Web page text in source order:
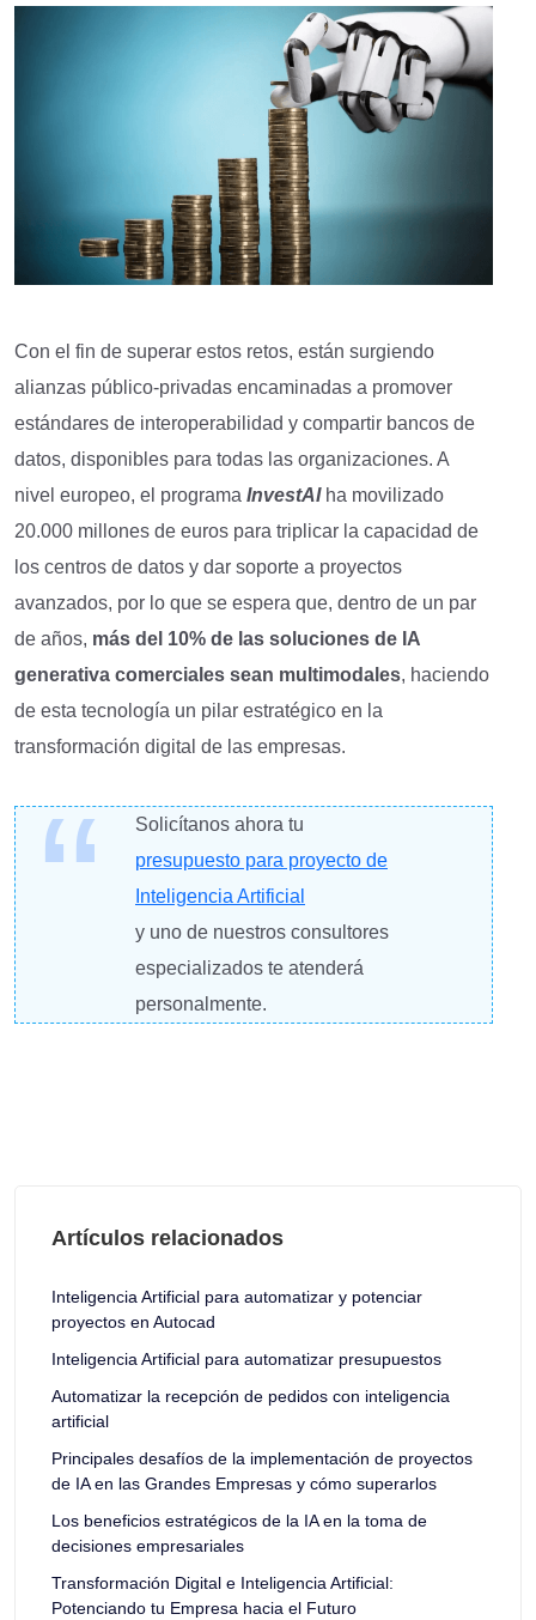
Con el fin de superar estos retos, están surgiendo
alianzas público-privadas encaminadas a promover
estándares de interoperabilidad y compartir bancos de
datos, disponibles para todas las organizaciones. A
nivel europeo, el programa InvestAIha movilizado
20.000 millones de euros para triplicar la capacidad de
los centros de datos y dar soporte a proyectos
avanzados, por lo que se espera que, dentro de un par
de años, más del 10% de las soluciones de IA
generativa comerciales sean multimodales, haciendo
de esta tecnología un pilar estratégico en la
transformación digital de las empresas.
Solicítanos ahora tu
presupuesto para proyecto de
Inteligencia Artificial
y uno de nuestros consultores
especializados te atenderá
personalmente.
Artículos relacionados
Inteligencia Artificial para automatizar y potenciar
proyectos en Autocad
Inteligencia Artificial para automatizar presupuestos
Automatizar la recepción de pedidos con inteligencia
artificial
Principales desafíos de la implementación de proyectos
de IA en las Grandes Empresas y cómo superarlos
Los beneficios estratégicos de la IA en la toma de
decisiones empresariales
Transformación Digital e Inteligencia Artificial:
Potenciando tu Empresa hacia el Futuro